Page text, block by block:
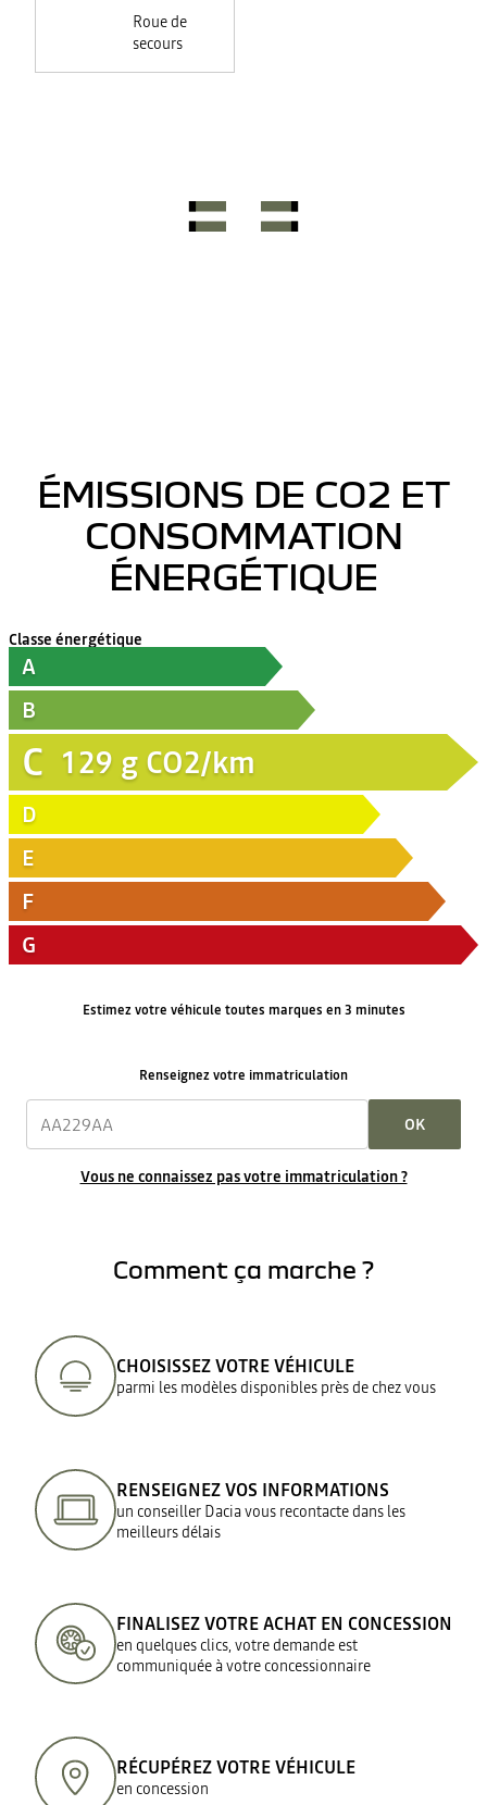
Roue de
secours
ÉMISSIONS DE CO2 ET
CONSOMMATION
ÉNERGÉTIQUE
Classe énergétique
A
B
C 129 g CO2/km
D
E
F
G
Estimez votre véhicule toutes marques en 3 minutes
Renseignez votre immatriculation
OK
Vous ne connaissez pas votre immatriculation ?
Comment ça marche ?
CHOISISSEZ VOTRE VÉHICULE
parmi les modèles disponibles près de chez vous
RENSEIGNEZ VOS INFORMATIONS
un conseiller Dacia vous recontacte dans les
meilleurs délais
FINALISEZ VOTRE ACHAT EN CONCESSION
en quelques clics, votre demande est
communiquée à votre concessionnaire
RÉCUPÉREZ VOTRE VÉHICULE
en concession